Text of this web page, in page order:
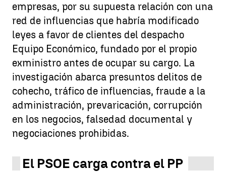
empresas, por su supuesta relación con una
red de influencias que habría modificado
leyes a favor de clientes del despacho
Equipo Económico, fundado por el propio
exministro antes de ocupar su cargo. La
investigación abarca presuntos delitos de
cohecho, tráfico de influencias, fraude a la
administración, prevaricación, corrupción
en los negocios, falsedad documental y
negociaciones prohibidas.
El PSOE carga contra el PP